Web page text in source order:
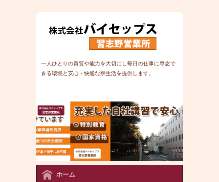
一人ひとりの資質や能力を大切にし毎日の仕事に専念で
きる環境と安心・快適な寮生活を提供します。
ホーム